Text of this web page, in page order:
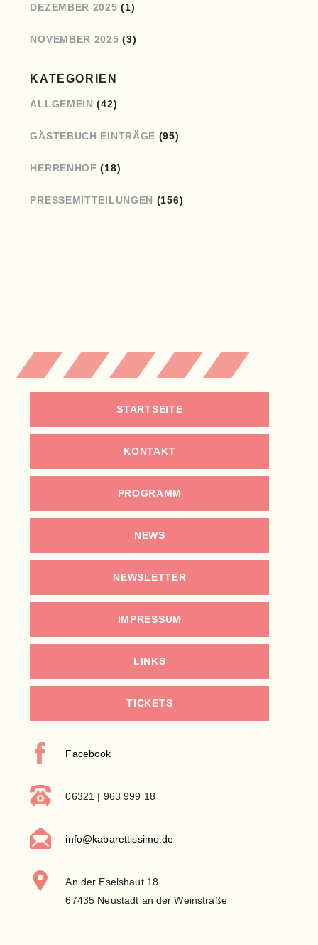
DEZEMBER 2025 (1)
NOVEMBER 2025 (3)
KATEGORIEN
ALLGEMEIN (42)
GÄSTEBUCH EINTRÄGE (95)
HERRENHOF (18)
PRESSEMITTEILUNGEN (156)
STARTSEITE
KONTAKT
PROGRAMM
NEWS
NEWSLETTER
IMPRESSUM
LINKS
TICKETS
Facebook
06321 | 963 999 18
info@kabarettissimo.de
An der Eselshaut 18
67435 Neustadt an der Weinstraße